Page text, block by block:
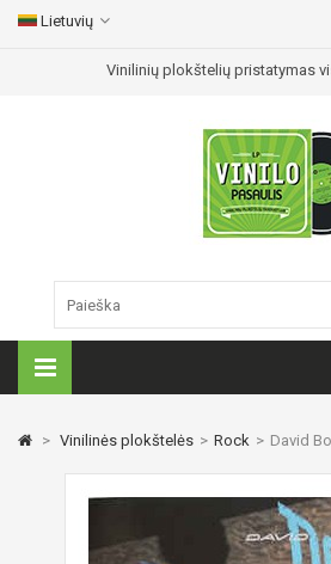
Vinilinių plokštelių pristatymas
Lietuvių
> Vinilinės plokštelės > Rock > David